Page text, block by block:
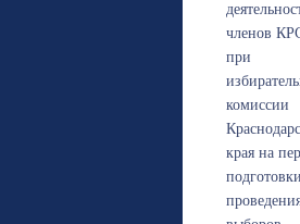
членов
при
комиссии
края на